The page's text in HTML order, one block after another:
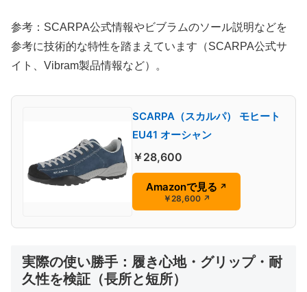
参考：SCARPA公式情報やビブラムのソール説明などを
参考に技術的な特性を踏まえています（SCARPA公式サ
イト、Vibram製品情報など）。
SCARPA（スカルパ） モヒート
EU41 オーシャン
￥28,600
Amazonで見る ↗
￥28,600 ↗
実際の使い勝手：履き心地・グリップ・耐
久性を検証（長所と短所）